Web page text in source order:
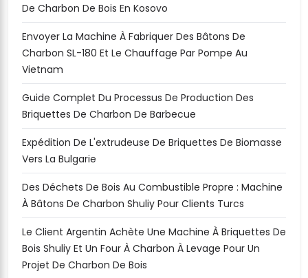
De Charbon De Bois En Kosovo
Envoyer La Machine À Fabriquer Des Bâtons De
Charbon SL-180 Et Le Chauffage Par Pompe Au
Vietnam
Guide Complet Du Processus De Production Des
Briquettes De Charbon De Barbecue
Expédition De L'extrudeuse De Briquettes De Biomasse
Vers La Bulgarie
Des Déchets De Bois Au Combustible Propre : Machine
À Bâtons De Charbon Shuliy Pour Clients Turcs
Le Client Argentin Achète Une Machine À Briquettes De
Bois Shuliy Et Un Four À Charbon À Levage Pour Un
Projet De Charbon De Bois